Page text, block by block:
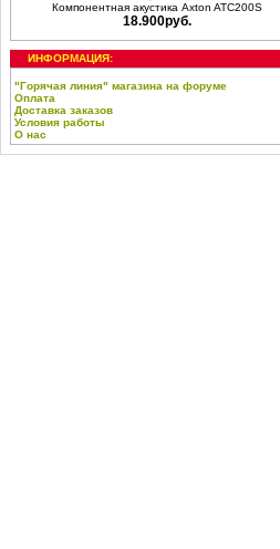
Компонентная акустика Axton ATC200S
18.900руб.
ИНФОРМАЦИЯ:
"Горячая линия" магазина на форуме
Оплата
Доставка заказов
Условия работы
О нас